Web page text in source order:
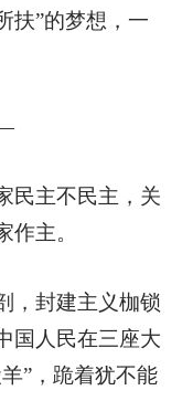
扶”的梦想，一
民主不民主，关
主。
，封建主义枷锁
国人民在三座大
”，跪着犹不能